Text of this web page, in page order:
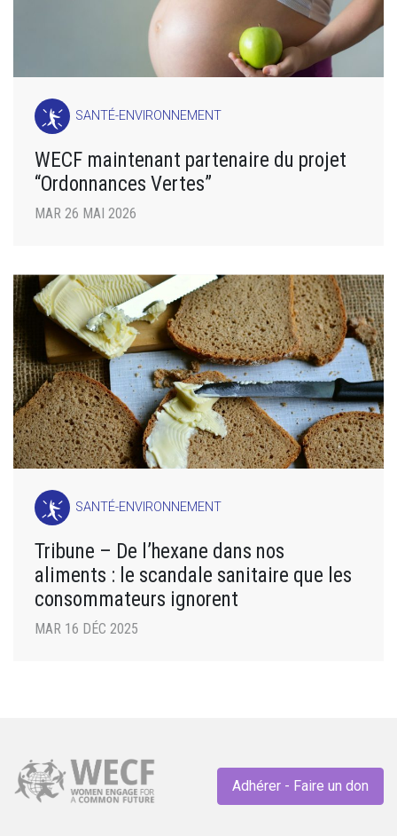
SANTÉ-ENVIRONNEMENT
WECF maintenant partenaire du projet
“Ordonnances Vertes”
MAR 26 MAI 2026
SANTÉ-ENVIRONNEMENT
Tribune – De l’hexane dans nos
aliments : le scandale sanitaire que les
consommateurs ignorent
MAR 16 DÉC 2025
Adhérer - Faire un don